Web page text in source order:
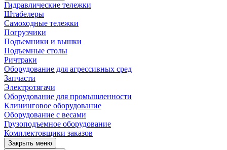
Гидравлические тележки
Штабелеры
Самоходные тележки
Погрузчики
Подъемники и вышки
Подъемные столы
Ричтраки
Оборудование для агрессивных сред
Запчасти
Электротягачи
Оборудование для промышленности
Клининговое оборудование
Оборудование с весами
Грузоподъемное оборудование
Комплектовщики заказов
Закрыть меню